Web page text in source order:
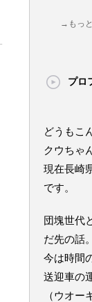
→もっ
プロ
どうもこ
クウちゃ
現在長崎
です。
団塊世代
だ先の話。
今は時間
送迎車の
（ウオ